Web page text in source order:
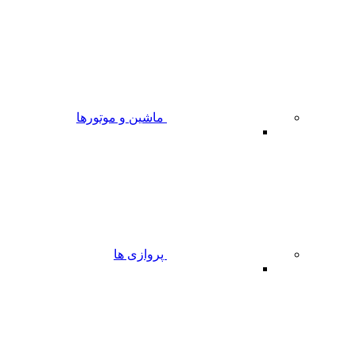
ماشین و موتورها
پروازی ها